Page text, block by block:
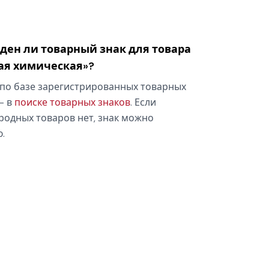
ли товарный знак для товара
химическая»?
базе зарегистрированных товарных
в поиске товарных знаков. Если
товаров нет, знак можно